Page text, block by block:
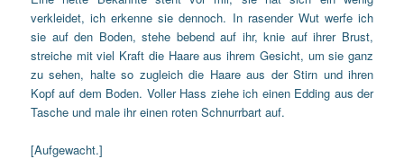
verkleidet, ich erkenne sie dennoch. In rasender Wut werfe ich
sie auf den Boden, stehe bebend auf ihr, knie auf ihrer Brust,
streiche mit viel Kraft die Haare aus ihrem Gesicht, um sie ganz
zu sehen, halte so zugleich die Haare aus der Stirn und ihren
Kopf auf dem Boden. Voller Hass ziehe ich einen Edding aus der
Tasche und male ihr einen roten Schnurrbart auf.
[Aufgewacht.]